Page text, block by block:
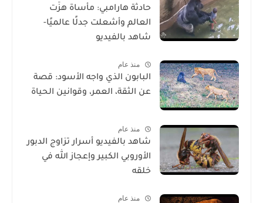
حادثة هارامبي: مأساة هزّت
العالم وأشعلت جدلًا عالميًا-
شاهد بالفيديو
منذ عام
البابون الذي واجه الأسود: قصة
عن الثقة، العمر، وقوانين الحياة
منذ عام
شاهد بالفيديو أسرار تزاوج الدبور
الأوروبي الكبير وإعجاز الله في
خلقه
منذ عام